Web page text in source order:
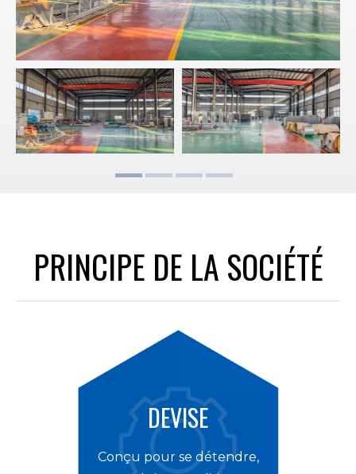
PRINCIPE DE LA SOCIÉTÉ
DEVISE
Conçu pour se détendre,